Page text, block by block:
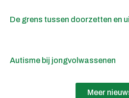
De grens tussen doorzetten en
Autisme bij jongvolwassenen
Meer